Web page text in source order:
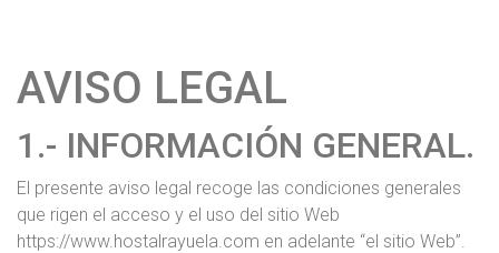
AVISO LEGAL
1.- INFORMACIÓN GENERAL.
El presente aviso legal recoge las condiciones generales
que rigen el acceso y el uso del sitio Web
https://www.hostalrayuela.com en adelante “el sitio Web”.